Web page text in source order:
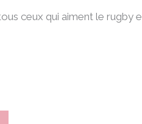
ceux qui aiment le rugby